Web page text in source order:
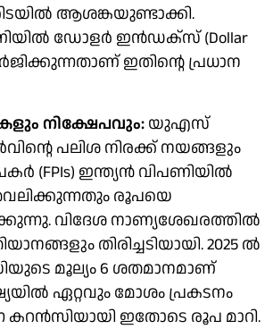
ആശങ്കയുണ്ടാക്കി.
ഡോളർ ഇൻഡക്സ് (Dollar
ഇതിന്റെ പ്രധാന
നിക്ഷേപവും: യുഎസ്
പലിശ നിരക്ക് നയങ്ങളും
(FPIs) ഇന്ത്യൻ വിപണിയിൽ
രൂപയെ
വിദേശ നാണ്യശേഖരത്തിൽ
തിരിച്ചടിയായി. 2025 ൽ
മൂല്യം 6 ശതമാനമാണ്
ഏറ്റവും മോശം പ്രകടനം
ഇതോടെ രൂപ മാറി.